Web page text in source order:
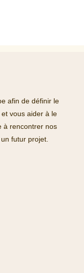
afin de définir le
vous aider à le
à rencontrer nos
futur projet.